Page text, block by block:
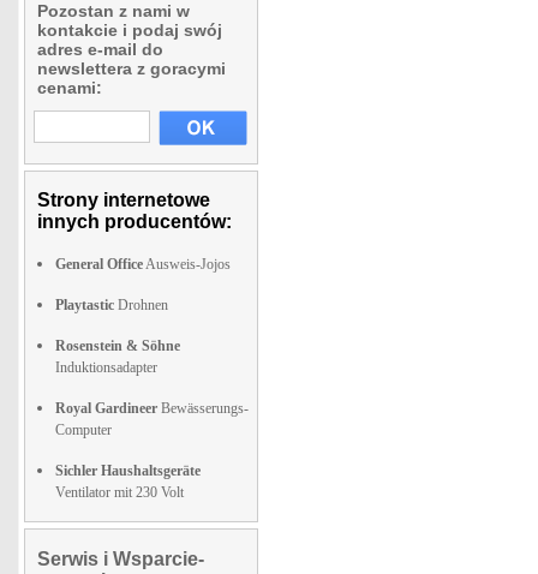
Pozostan z nami w
kontakcie i podaj swój
adres e-mail do
newslettera z goracymi
cenami:
Strony internetowe
innych producentów:
General OfficeAusweis-Jojos
Playtastic Drohnen
Rosenstein & Söhne
Induktionsadapter
Royal Gardineer Bewässerungs-
Computer
Sichler Haushaltsgeräte
Ventilator mit 230 Volt
Serwis i Wsparcie-